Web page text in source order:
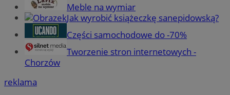
Meble na wymiar
Jak wyrobić książeczkę sanepidowską?
Części samochodowe do -70%
Tworzenie stron internetowych -
Chorzów
reklama